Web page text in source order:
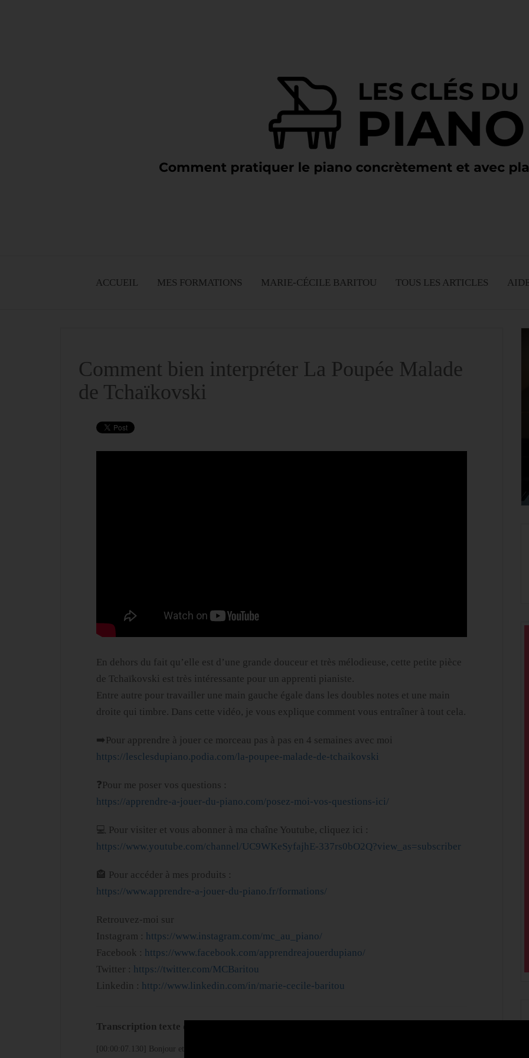
ACCUEIL MES FORMATIONS MARIE-CÉCILE BARITOU TOUS LES ARTICLES
Comment bien interpréter La Poupée Malade
de Tchaïkovski
En dehors du fait qu’elle est d’une grande douceur et très mélodieuse, cette petite pièce
de Tchaïkovski est très intéressante pour un apprenti pianiste.
Entre autre pour travailler une main gauche égale dans les doubles notes et une main
droite qui timbre. Dans cette vidéo, je vous explique comment vous entraîner à tout cela.
➡️Pour apprendre à jouer ce morceau pas à pas en 4 semaines avec moi
https://lesclesdupiano.podia.com/la-poupee-malade-de-tchaikovski
❓Pour me poser vos questions :
https://apprendre-a-jouer-du-piano.com/posez-moi-vos-questions-ici/
💻 Pour visiter et vous abonner à ma chaîne Youtube, cliquez ici :
https://www.youtube.com/channel/UC9WKeSyfajhE-337rs0bO2Q?view_as=subscriber
🏤 Pour accéder à mes produits :
https://www.apprendre-a-jouer-du-piano.fr/formations/
Retrouvez-moi sur
Instagram : https://www.instagram.com/mc_au_piano/
Facebook : https://www.facebook.com/apprendreajouerdupiano/
Twitter : https://twitter.com/MCBaritou
Linkedin : http://www.linkedin.com/in/marie-cecile-baritou
Transcription texte de la vidéo:
[00:00:07.130] Bonjour et bienvenue sur ma chaîne. Aujourd’hui, on va parler d’une petite pièce que j’aime